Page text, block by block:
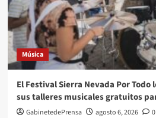
Música
El Festival Sierra Nevada Por Todo
sus talleres musicales gratuitos
GabinetedePrensa agosto 6, 2026 0